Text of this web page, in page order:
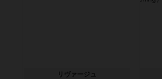
リヴァージュ